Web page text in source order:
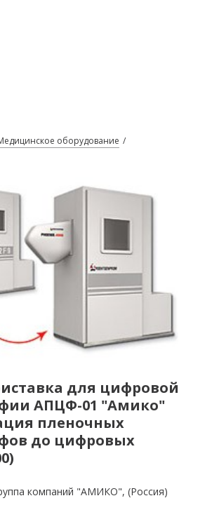
оборудование
для цифровой
АПЦФ-01 "Амико"
пленочных
до цифровых
компаний "АМИКО", (Россия)